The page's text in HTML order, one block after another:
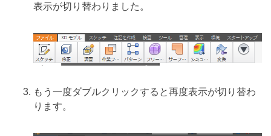
表示が切り替わりました。
もう一度ダブルクリックすると再度表示が切り替わ
ります。